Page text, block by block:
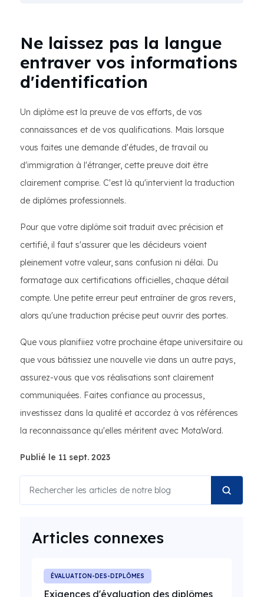
Ne laissez pas la langue
entraver vos informations
d'identification
Un diplôme est la preuve de vos efforts, de vos
connaissances et de vos qualifications. Mais lorsque
vous faites une demande d'études, de travail ou
d'immigration à l'étranger, cette preuve doit être
clairement comprise. C'est là qu'intervient la traduction
de diplômes professionnels.
Pour que votre diplôme soit traduit avec précision et
certifié, il faut s'assurer que les décideurs voient
pleinement votre valeur, sans confusion ni délai. Du
formatage aux certifications officielles, chaque détail
compte. Une petite erreur peut entraîner de gros revers,
alors qu'une traduction précise peut ouvrir des portes.
Que vous planifiiez votre prochaine étape universitaire ou
que vous bâtissiez une nouvelle vie dans un autre pays,
assurez-vous que vos réalisations sont clairement
communiquées. Faites confiance au processus,
investissez dans la qualité et accordez à vos références
la reconnaissance qu'elles méritent avec MotaWord.
Publié le 11 sept. 2023
Articles connexes
ÉVALUATION-DES-DIPLÔMES
Exigences d'évaluation des diplômes